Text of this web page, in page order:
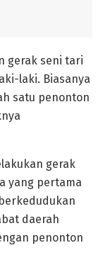
gerak seni tari
laki. Biasanya
satu penonton
gerak
yang pertama
daerah
penonton